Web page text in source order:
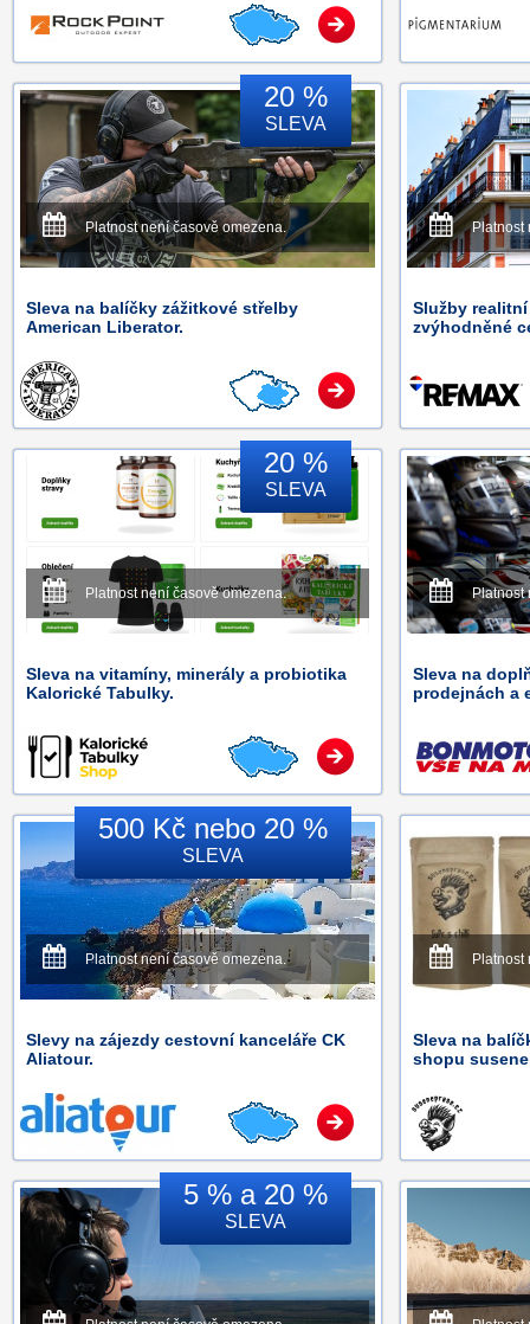
20 %
SLEVA
Platnost není časově omezena.
Sleva na balíčky zážitkové střelby
American Liberator.
Platnost
Služby realitní
zvýhodněné
20 %
SLEVA
Platnost není časově omezena.
Sleva na vitamíny, minerály a probiotika
Kalorické Tabulky.
Platnost
Sleva na
prodejnách a
500 Kč nebo 20 %
SLEVA
Platnost není časově omezena.
Slevy na zájezdy cestovní kanceláře CK
Aliatour.
Platnost
Sleva na
shopu
5 % a 20 %
SLEVA